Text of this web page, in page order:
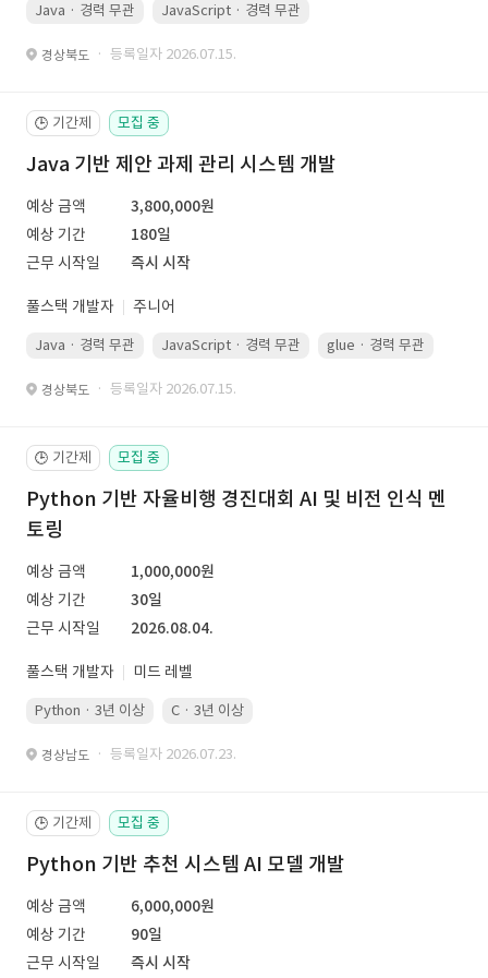
Java · 경력 무관 JavaScript · 경력 무관
경상북도 · 등록일자 2026.07.15.
🕒 기간제 모집 중
Java 기반 제안 과제 관리 시스템 개발
예상 금액
3,800,000원
예상 기간
180일
근무 시작일
즉시 시작
풀스택 개발자 주니어
Java · 경력 무관 JavaScript · 경력 무관 glue · 경력 무관
경상북도 · 등록일자 2026.07.15.
🕒 기간제 모집 중
Python 기반 자율비행 경진대회 AI 및 비전 인식 멘
토링
예상 금액
1,000,000원
예상 기간
30일
근무 시작일
2026.08.04.
풀스택 개발자 미드 레벨
Python · 3년 이상 C · 3년 이상
경상남도 · 등록일자 2026.07.23.
🕒 기간제 모집 중
Python 기반 추천 시스템 AI 모델 개발
예상 금액
6,000,000원
예상 기간
90일
근무 시작일
즉시 시작